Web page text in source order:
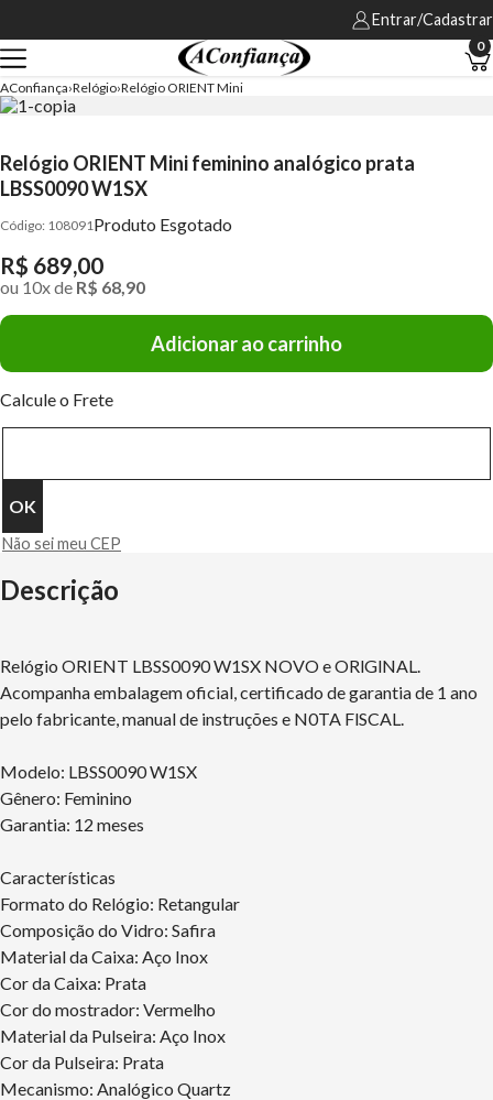
Entrar/Cadastrar
0
AConfiança Relógio Relógio ORIENT Mini
Relógio ORIENT Mini feminino analógico prata
LBSS0090 W1SX
108091 Produto Esgotado
R$ 689,00
ou 10xde R$ 68,90
Adicionar ao carrinho
Calcule o Frete
Não sei meu CEP
Descrição
Relógio ORIENT LBSS0090 W1SX NOVO e ORlGlNAL.
Acompanha embalagem oficial, certificado de garantia de 1 ano
pelo fabricante, manual de instruções e N0TA FlSCAL.
Modelo: LBSS0090 W1SX
Gênero: Feminino
Garantia: 12 meses
Características
Formato do Relógio: Retangular
Composição do Vidro: Safira
Material da Caixa: Aço Inox
Cor da Caixa: Prata
Cor do mostrador: Vermelho
Material da Pulseira: Aço Inox
Cor da Pulseira: Prata
Mecanismo: Analógico Quartz